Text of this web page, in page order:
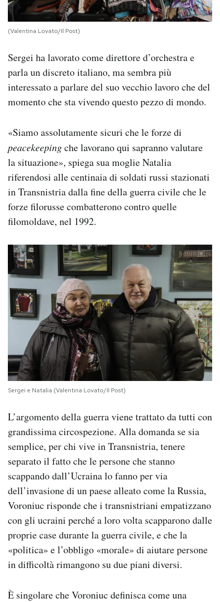
(Valentina Lovato/Il Post)
Sergei ha lavorato come direttore d’orchestra e
parla un discreto italiano, ma sembra più
interessato a parlare del suo vecchio lavoro che del
momento che sta vivendo questo pezzo di mondo.
«Siamo assolutamente sicuri che le forze di
peacekeepingche lavorano qui sapranno valutare
la situazione», spiega sua moglie Natalia
riferendosi alle centinaia di soldati russi stazionati
in Transnistria dalla fine della guerra civile che le
forze filorusse combatterono contro quelle
filomoldave, nel 1992.
Sergei e Natalia (Valentina Lovato/Il Post)
L’argomento della guerra viene trattato da tutti con
grandissima circospezione. Alla domanda se sia
semplice, per chi vive in Transnistria, tenere
separato il fatto che le persone che stanno
scappando dall’Ucraina lo fanno per via
dell’invasione di un paese alleato come la Russia,
Voroniuc risponde che i transnistriani empatizzano
con gli ucraini perché a loro volta scapparono dalle
proprie case durante la guerra civile, e che la
«politica» e l’obbligo «morale» di aiutare persone
in difficoltà rimangono su due piani diversi.
È singolare che Voroniuc definisca come una